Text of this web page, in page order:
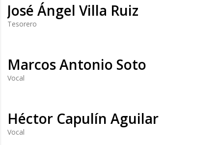
José Ángel Villa Ruiz
Tesorero
Marcos Antonio Soto
Vocal
Héctor Capulín Aguilar
Vocal